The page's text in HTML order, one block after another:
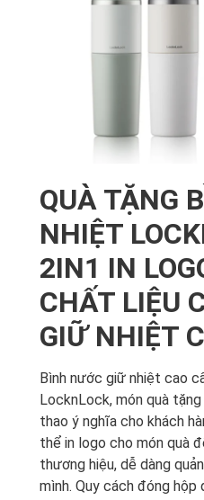
QUÀ TẶNG
NHIỆT
2IN1 IN
CHẤT LIỆU
GIỮ NHIỆT
Bình nước giữ nhiệt cao
LocknLock, món quà
thao ý nghĩa cho khách
thể in logo cho món quà
thương hiệu, dễ dàng
mình. Quy cách đóng